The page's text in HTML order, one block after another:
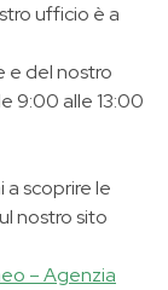
ufficio è a
e del nostro
9:00 alle 13:00
scoprire le
nostro sito
– Agenzia